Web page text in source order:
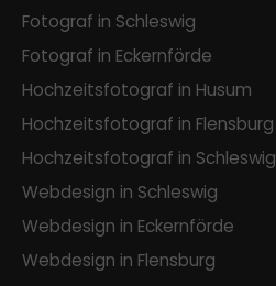
Fotograf in Schleswig
Fotograf in Eckernförde
Hochzeitsfotograf in Husum
Hochzeitsfotograf in Flensburg
Hochzeitsfotograf in Schleswig
Webdesign in Schleswig
Webdesign in Eckernförde
Webdesign in Flensburg